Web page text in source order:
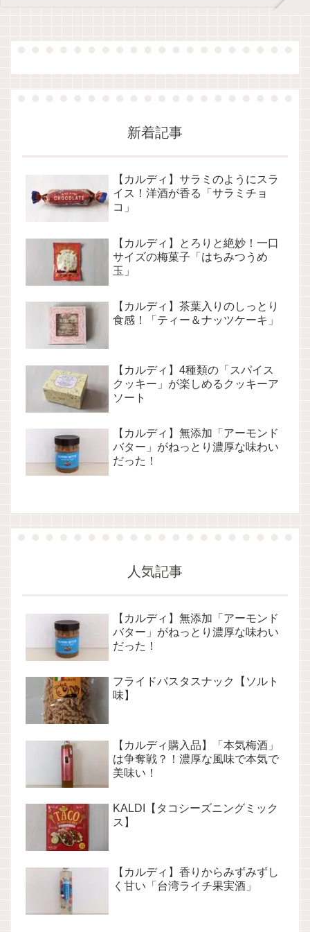
新着記事
【カルディ】サラミのようにスラ
イス！洋酒が香る「サラミチョ
コ」
【カルディ】とろりと絶妙！一口
サイズの梅菓子「はちみつうめ
玉」
【カルディ】茶葉入りのしっとり
食感！「ティー＆ナッツケーキ」
【カルディ】4種類の「スパイス
クッキー」が楽しめるクッキーア
ソート
【カルディ】無添加「アーモンド
バター」がねっとり濃厚な味わい
だった！
人気記事
【カルディ】無添加「アーモンド
バター」がねっとり濃厚な味わい
だった！
フライドパスタスナック【ソルト
味】
【カルディ購入品】「本気梅酒」
は争奪戦？！濃厚な風味で本気で
美味い！
KALDI【タコシーズニングミック
ス】
【カルディ】香りからみずみずし
く甘い「台湾ライチ果実酒」